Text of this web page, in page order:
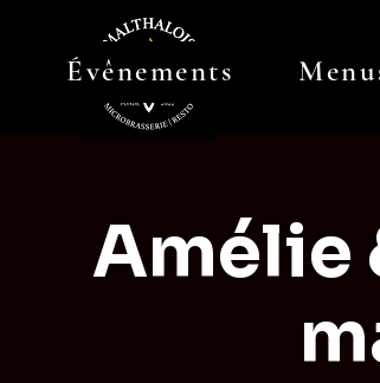
Évênements
Amélie